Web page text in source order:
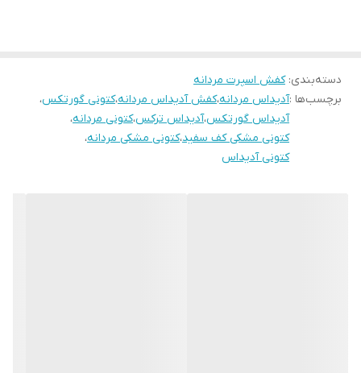
دسته‌بندی:کفش اسپرت مردانه
برچسب‌ها :آدیداس مردانه،کفش آدیداس مردانه،کتونی گورتکس،
آدیداس گورتکس،آدیداس ترکس،کتونی مردانه،
کتونی مشکی کف سفید،کتونی مشکی مردانه،
کتونی آدیداس